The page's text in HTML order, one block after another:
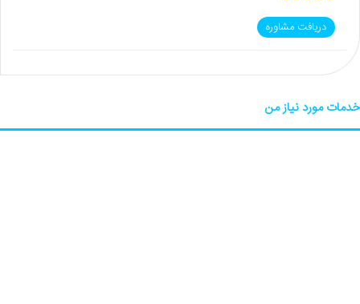
دریافت مشاوره
خدمات مورد نیاز من